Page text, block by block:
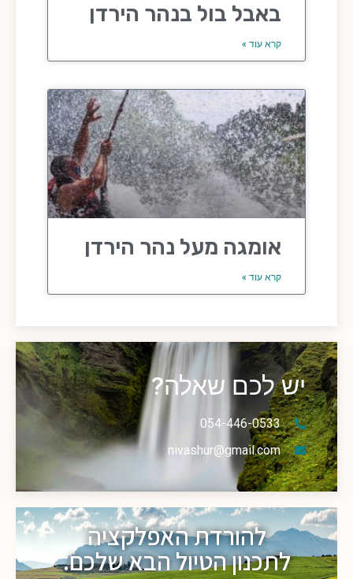
באבל בול בנהר הירדן
קרא עוד »
אומגה מעל נהר הירדן
קרא עוד »
יש לכם שאלה?
054-446-0533
nivashur@gmail.com
להורדת האפלקציה
לתכנון הטיול הבא שלכם.